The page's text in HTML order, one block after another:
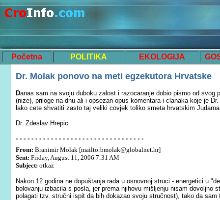
Početna POLITIKA EKOLOGIJA
Dr. Molak ponovo na meti egzekutora Hrvatske
Danas sam na svoju duboku zalost i razocaranje dobio pismo od svog
(nize), priloge na dnu ali i opsezan opus komentara i clanaka koje je
lako cete shvatiti zasto taj veliki covjek toliko smeta hrvatskim
Dr. Zdeslav Hrepic
- - - - - - - - - - - - - - - - - - - - - - - - - - - - - - - - -
From: Branimir Molak [mailto:bmolak@globalnet.hr]
Sent: Friday, August 11, 2006 7:31 AM
Subject: otkaz
Nakon 12 godina ne dopuštanja rada u osnovnoj struci - energetici u
bolovanju izbacila s posla, jer prema njihovu mišljenju nisam dovoljno
polagati tzv. stručni ispit da bih dokazao svoju stručnost), tako da